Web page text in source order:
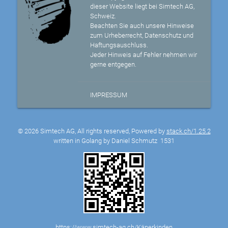
dieser Website liegt bei Simtech AG,
Schweiz.
Beachten Sie auch unsere Hinweise
zum Urheberrecht, Datenschutz und
Haftungsauschluss.
Jeder Hinweis auf Fehler nehmen wir
gerne entgegen.
IMPRESSUM
© 2026 Simtech AG, All rights reserved, Powered by stack.ch/1.25.2
written in Golang by Daniel Schmutz 1531